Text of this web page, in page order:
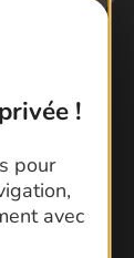
!
pour
avec